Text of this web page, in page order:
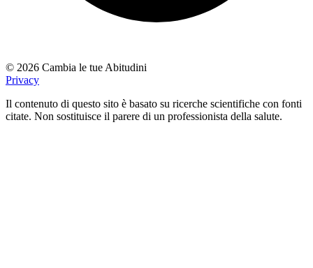
© 2026 Cambia le tue Abitudini
Privacy
Il contenuto di questo sito è basato su ricerche scientifiche con fonti
citate. Non sostituisce il parere di un professionista della salute.